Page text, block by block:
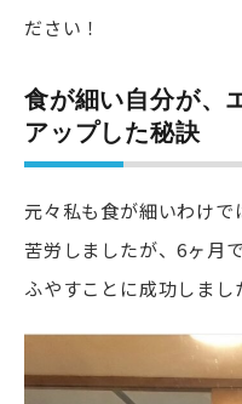
ださい！
食が細い自分が、
アップした秘訣
元々私も食が細いわけ
苦労しましたが、6ヶ月
ふやすことに成功しまし